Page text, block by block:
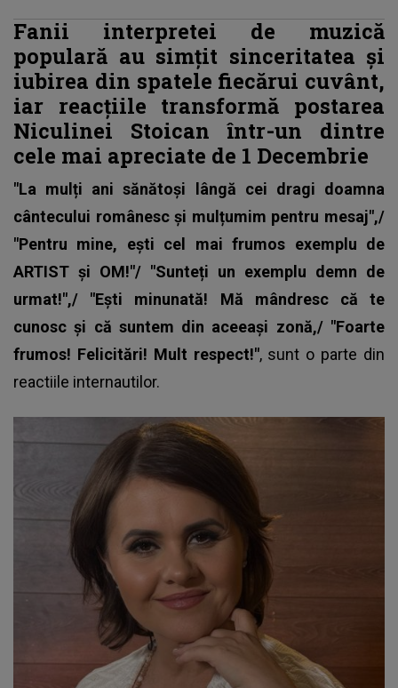
Fanii interpretei de muzică
populară au simțit sinceritatea și
iubirea din spatele fiecărui cuvânt,
iar reacțiile transformă postarea
Niculinei Stoican într-un dintre
cele mai apreciate de 1 Decembrie
"La mulți ani sănătoși lângă cei dragi doamna
cântecului românesc și mulțumim pentru mesaj",/
"Pentru mine, ești cel mai frumos exemplu de
ARTIST și OM!"/ "Sunteți un exemplu demn de
urmat!",/ "Ești minunată! Mă mândresc că te
cunosc și că suntem din aceeași zonă,/ "Foarte
frumos! Felicitări! Mult respect!", sunt o parte din
reactiile internautilor.